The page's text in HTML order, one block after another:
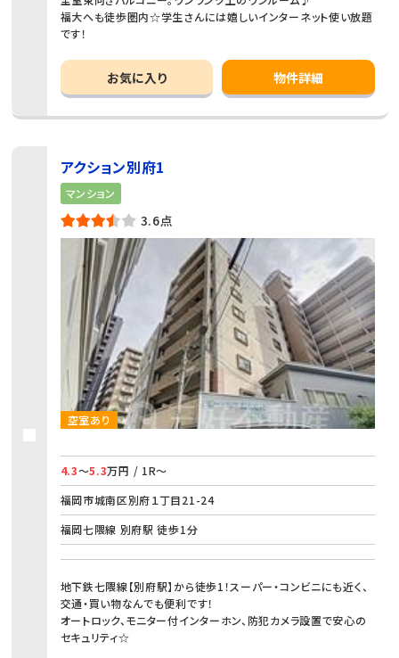
福大へも徒歩圏内☆学生さんには嬉しいインターネット使い放題
です！
お気に入り 物件詳細
アクション別府1
マンション
3.6点
空室あり
4.3～5.3万円 / 1R～
福岡市城南区別府１丁目21-24
福岡七隈線 別府駅 徒歩1分
地下鉄七隈線【別府駅】から徒歩1！スーパー・コンビニにも近く、
交通・買い物なんでも便利です！
オートロック、モニター付インターホン、防犯カメラ設置で安心の
セキュリティ☆